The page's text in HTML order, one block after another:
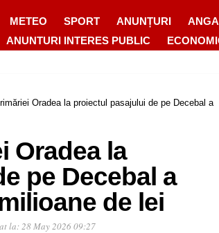
METEO SPORT ANUNȚURI
ANUNTURI INTERES PUBLIC
Oradea la proiectul pasajului de pe Decebal a
Oradea la
pe Decebal a
de lei
la:28 May 2026 09:27